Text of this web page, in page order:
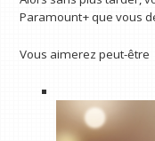
Paramount+ que vous
Vous aimerez peut-être